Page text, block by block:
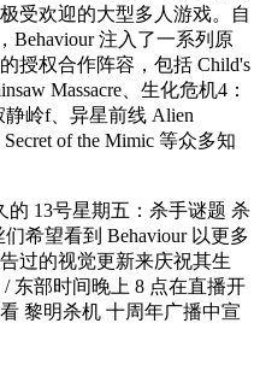
受欢迎的大型多人游戏。自
Behaviour 注入了一系列原
授权合作阵容，包括 Child's
Massacre、生化危机4：
静岭f、异星前线 Alien
of the Mimic 等众多知
的 13号星期五：杀手谜题 杀
希望看到 Behaviour 以更多
过的视觉更新来庆祝其生
东部时间晚上 8 点在直播开
黎明杀机 十周年广播中宣